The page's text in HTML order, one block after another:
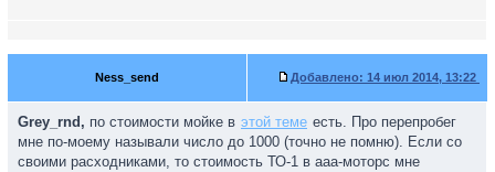
Ness_send Добавлено: 14 июл 2014, 13:22
Grey_rnd, по стоимости мойке в этой теме есть. Про перепробег
мне по-моему называли число до 1000 (точно не помню). Если со
своими расходниками, то стоимость ТО-1 в ааа-моторс мне